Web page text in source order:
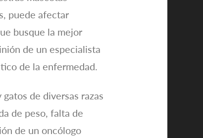
puede afectar
busque la mejor
de un especialista
de la enfermedad.
de diversas razas
de peso, falta de
de un oncólogo